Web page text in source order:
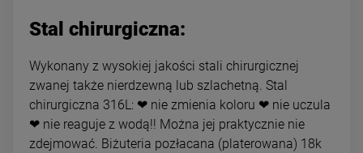
Stal chirurgiczna:
Wykonany z wysokiej jakości stali chirurgicznej
zwanej także nierdzewną lub szlachetną. Stal
chirurgiczna 316L: ❤ nie zmienia koloru ❤ nie uczula
❤ nie reaguje z wodą!! Można jej praktycznie nie
zdejmować. Biżuteria pozłacana (platerowana) 18k